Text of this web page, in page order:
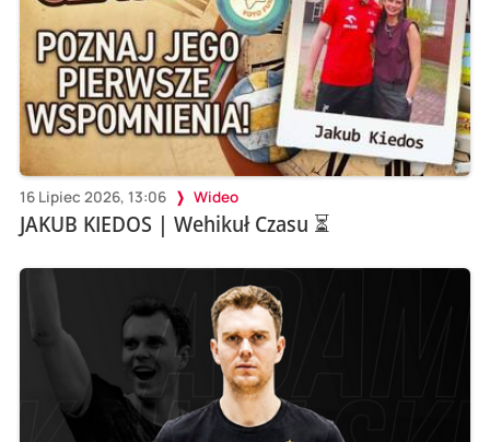
16 Lipiec 2026, 13:06 Wideo
JAKUB KIEDOS | Wehikuł Czasu ⏳